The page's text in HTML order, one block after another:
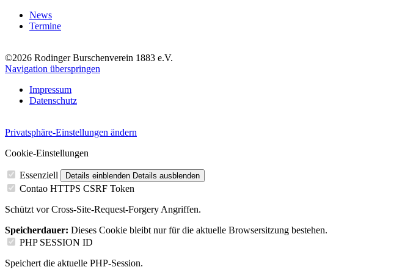
News
Termine
©2026 Rodinger Burschenverein 1883 e.V.
Navigation überspringen
Impressum
Datenschutz
Privatsphäre-Einstellungen ändern
Cookie-Einstellungen
Essenziell Details einblenden Details ausblenden
Contao HTTPS CSRF Token
Schützt vor Cross-Site-Request-Forgery Angriffen.
Speicherdauer: Dieses Cookie bleibt nur für die aktuelle Browsersitzung bestehen.
PHP SESSION ID
Speichert die aktuelle PHP-Session.